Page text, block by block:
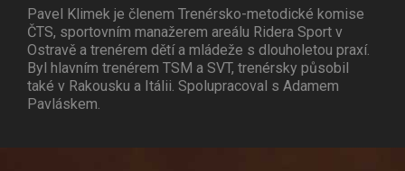
Pavel Klimek je členem Trenérsko-metodické komise
ČTS, sportovním manažerem areálu Ridera Sport v
Ostravě a trenérem dětí a mládeže s dlouholetou praxí.
Byl hlavním trenérem TSM a SVT, trenérsky působil
také v Rakousku a Itálii. Spolupracoval s Adamem
Pavláskem.